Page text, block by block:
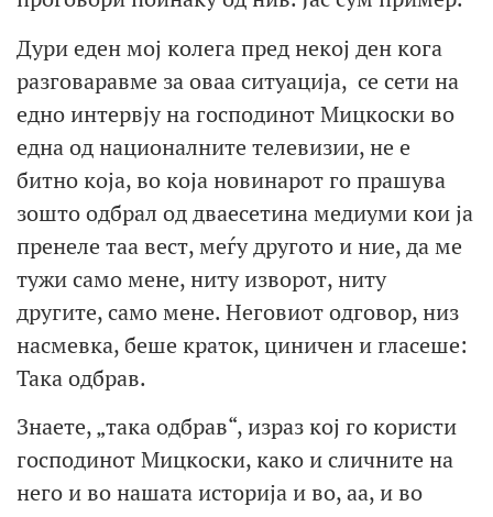
Дури еден мој колега пред некој ден кога
разговаравме за оваа ситуација, се сети на
едно интервју на господинот Мицкоски во
една од националните телевизии, не е
битно која, во која новинарот го прашува
зошто одбрал од дваесетина медиуми кои ја
пренеле таа вест, меѓу другото и ние, да ме
тужи само мене, ниту изворот, ниту
другите, само мене. Неговиот одговор, низ
насмевка, беше краток, циничен и гласеше:
Така одбрав.
Знаете, „така одбрав“, израз кој го користи
господинот Мицкоски, како и сличните на
него и во нашата историја и во, аа, и во